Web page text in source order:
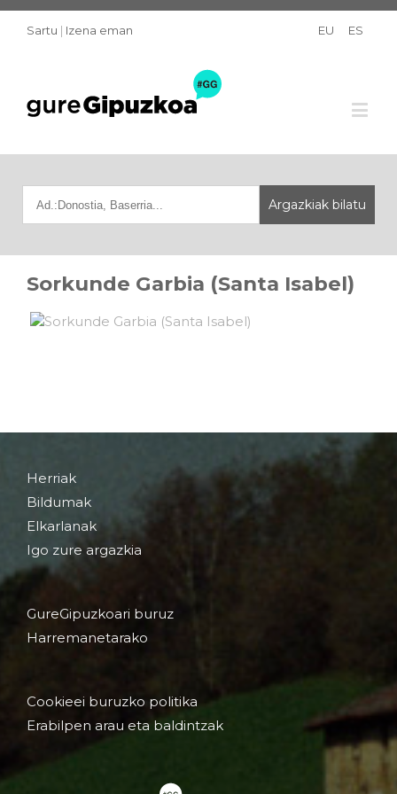
Sartu | Izena eman EU ES
Sorkunde Garbia (Santa Isabel)
Herriak
Bildumak
Elkarlanak
Igo zure argazkia
GureGipuzkoari buruz
Harremanetarako
Cookieei buruzko politika
Erabilpen arau eta baldintzak